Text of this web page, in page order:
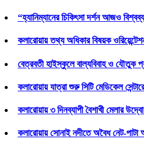
“হ্যানিম্যানের চিকিৎসা দর্শন আজও
কলারোয়ায় তথ্য অধিকার বিষয়ক
বেত্রবতী হাইস্কুলে বাল্যবিবাহ ও যৌতুক
কলারোয়ায় যাত্রা শুরু সিটি মেডিকেল
কলারোয়ায় ৩ দিনব্যাপী বৈশাখী মেলার
কলারোয়ায় সোনাই নদীতে অবৈধ নেট-পাটা